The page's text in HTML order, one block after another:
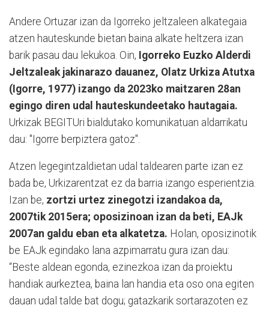
Andere Ortuzar izan da Igorreko jeltzaleen alkategaia
atzen hauteskunde bietan baina alkate heltzera izan
barik pasau dau lekukoa. Oin, Igorreko Euzko Alderdi
Jeltzaleak jakinarazo dauanez, Olatz Urkiza Atutxa
(Igorre, 1977) izango da 2023ko maitzaren 28an
egingo diren udal hauteskundeetako hautagaia.
Urkizak BEGITUri bialdutako komunikatuan aldarrikatu
dau: "Igorre berpiztera gatoz".
Atzen legegintzaldietan udal taldearen parte izan ez
bada be, Urkizarentzat ez da barria izango esperientzia.
Izan be, zortzi urtez zinegotzi izandakoa da,
2007tik 2015era; oposizinoan izan da beti, EAJk
2007an galdu eban eta alkatetza. Holan, oposizinotik
be EAJk egindako lana azpimarratu gura izan dau:
“Beste aldean egonda, ezinezkoa izan da proiektu
handiak aurkeztea, baina lan handia eta oso ona egiten
dauan udal talde bat dogu; gatazkarik sortarazoten ez